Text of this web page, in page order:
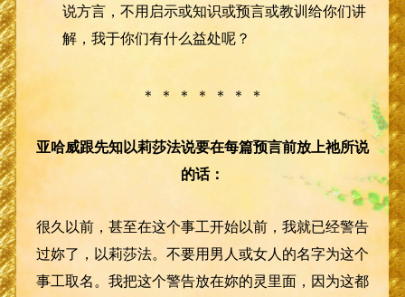
说方言，不用启示或知识或预言或教训给你们讲
解，我于你们有什么益处呢？
＊ ＊ ＊ ＊ ＊ ＊ ＊
亚哈威跟先知以莉莎法说要在每篇预言前放上祂所说
的话：
很久以前，甚至在这个事工开始以前，我就已经警告
过妳了，以莉莎法。不要用男人或女人的名字为这个
事工取名。我把这个警告放在妳的灵里面，因为这都